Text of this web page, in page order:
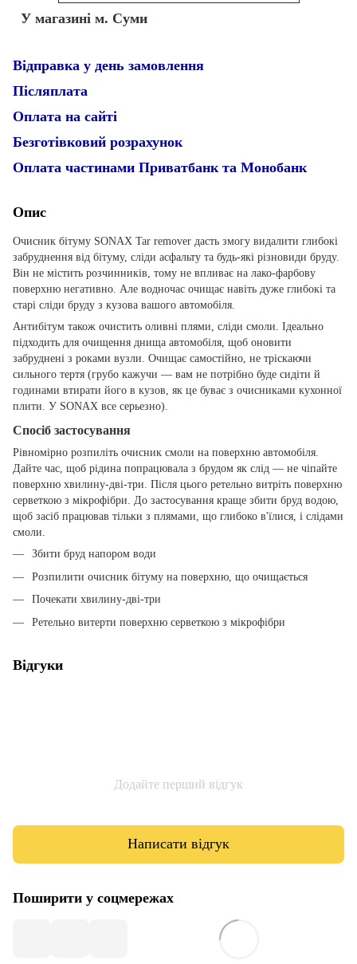
У магазині м. Суми
Відправка у день замовлення
Післяплата
Оплата на сайті
Безготівковий розрахунок
Оплата частинами Приватбанк та Монобанк
Опис
Очисник бітуму SONAX Tar remover дасть змогу видалити глибокі
забруднення від бітуму, сліди асфальту та будь-які різновиди бруду.
Він не містить розчинників, тому не впливає на лако-фарбову
поверхню негативно. Але водночас очищає навіть дуже глибокі та
старі сліди бруду з кузова вашого автомобіля.
Антибітум також очистить оливні плями, сліди смоли. Ідеально
підходить для очищення днища автомобіля, щоб оновити
забруднені з роками вузли. Очищає самостійно, не тріскаючи
сильного тертя (грубо кажучи — вам не потрібно буде сидіти й
годинами втирати його в кузов, як це буває з очисниками кухонної
плити. У SONAX все серьезно).
Спосіб застосування
Рівномірно розпиліть очисник смоли на поверхню автомобіля.
Дайте час, щоб рідина попрацювала з брудом як слід — не чіпайте
поверхню хвилину-дві-три. Після цього ретельно витріть поверхню
серветкою з мікрофібри. До застосування краще збити бруд водою,
щоб засіб працював тільки з плямами, що глибоко в'їлися, і слідами
смоли.
Збити бруд напором води
Розпилити очисник бітуму на поверхню, що очищається
Почекати хвилину-дві-три
Ретельно витерти поверхню серветкою з мікрофібри
Відгуки
Додайте перший відгук
Написати відгук
Поширити у соцмережах